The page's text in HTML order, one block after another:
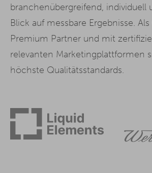
branchenübergreifend, individuell
Blick auf messbare Ergebnisse.
Premium Partner und mit
relevanten Marketingplattformen
höchste Qualitätsstandards.